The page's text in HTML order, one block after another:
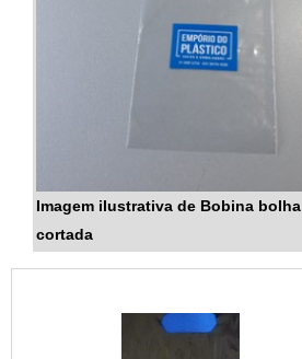
Imagem ilustrativa de Bobina bolha
cortada